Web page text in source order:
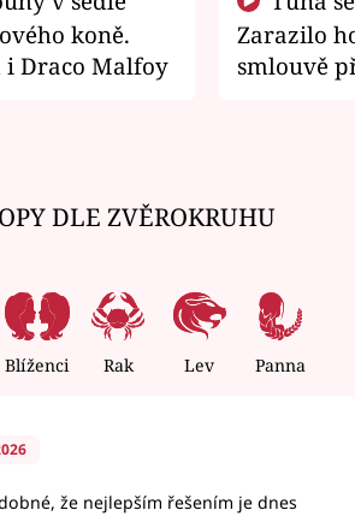
koně.
i Draco Malfoy
Zarazilo
smlouvě
DLE ZVĚROKRUHU
Blíženci Rak Lev Panna
že nejlepším řešením je dnes